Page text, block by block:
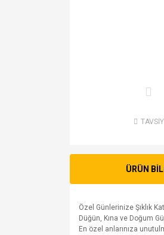
ÜRÜN
Özel Günlerinize Şıklık
Düğün, Kına ve Doğum
En özel anlarınıza